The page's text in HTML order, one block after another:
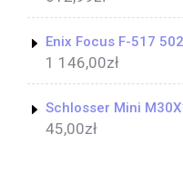
Enix Focus F-517
1 146,00zł
Schlosser Mini
45,00zł